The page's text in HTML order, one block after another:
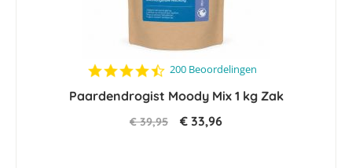
4.6
rating
200 Beoordelingen
Paardendrogist Moody Mix 1 kg Zak
€ 39,95 € 33,96